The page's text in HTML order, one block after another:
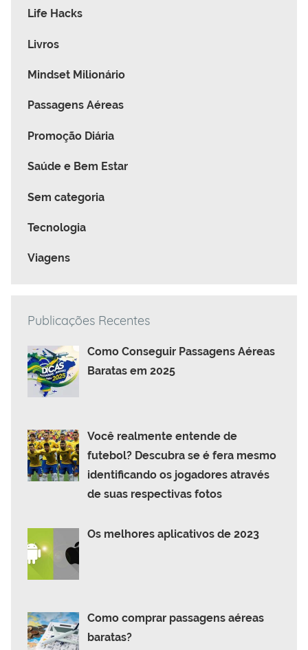
Life Hacks
Livros
Mindset Milionário
Passagens Aéreas
Promoção Diária
Saúde e Bem Estar
Sem categoria
Tecnologia
Viagens
Publicações Recentes
Como Conseguir Passagens Aéreas
Baratas em 2025
Você realmente entende de
futebol? Descubra se é fera mesmo
identificando os jogadores através
de suas respectivas fotos
Os melhores aplicativos de 2023
Como comprar passagens aéreas
baratas?